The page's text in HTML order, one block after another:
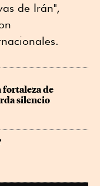
de Irán",
fortaleza de
silencio